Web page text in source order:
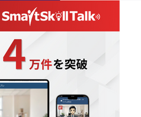
案します。具体的には、それぞれの
領域におけるアクションや成長をサ
長と目標達成をガイドする「キャ
る重要タスク（目標設定やスキル
案内。多機能型LMS「SmartSkill
限が近い受講講座へその場でシーム
びの実践までの手間を減らします。
育成の専任アドバイザー」 部下か
、自身が対応すべき滞留タスクを、
案内。管理者が個別に確認・督促す